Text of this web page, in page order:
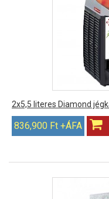
2x5,5 literes Diamond
836,900 Ft +ÁFA